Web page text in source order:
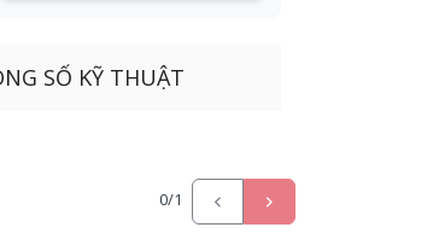
SỐ KỸ THUẬT
0/1